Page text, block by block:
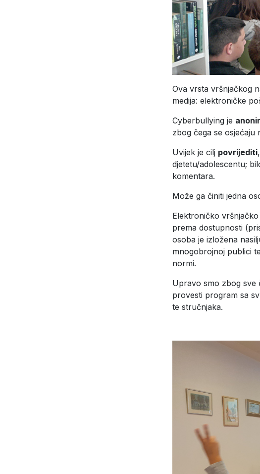
Ova vrsta vršnjačkog
medija: elektroničke
Cyberbullying je
zbog čega se
Uvijek je cilj povrijediti,
djetetu/adolescentu;
komentara.
Može ga činiti jedna
Elektroničko
prema dostupnosti
osoba je izložena
mnogobrojnoj publici
normi.
Upravo smo zbog sve
provesti program sa
te stručnjaka.